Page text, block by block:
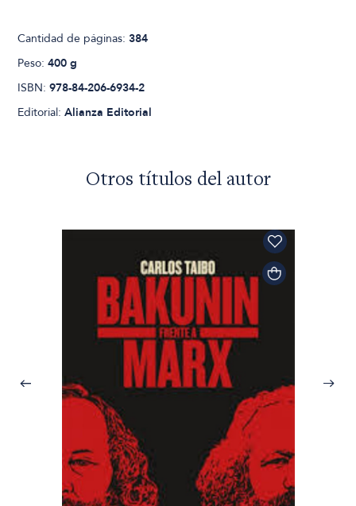
Cantidad de páginas:384
Peso:400 g
ISBN:978-84-206-6934-2
Editorial:Alianza Editorial
Otros títulos del autor